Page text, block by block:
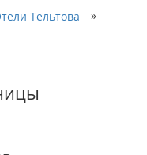
Тельтова
»